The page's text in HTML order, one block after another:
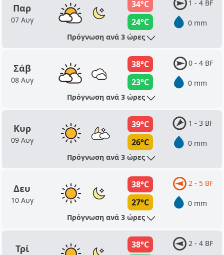
Παρ
07 Αυγ
34°C
24°C
1 - 4 BF
0 mm
Πρόγνωση ανά 3 ώρες
Σάβ
08 Αυγ
38°C
23°C
0 - 4 BF
0 mm
Πρόγνωση ανά 3 ώρες
Κυρ
09 Αυγ
39°C
26°C
1 - 3 BF
0 mm
Πρόγνωση ανά 3 ώρες
Δευ
10 Αυγ
38°C
27°C
2 - 5 BF
0 mm
Πρόγνωση ανά 3 ώρες
Τρί
38°C
2 - 4 BF